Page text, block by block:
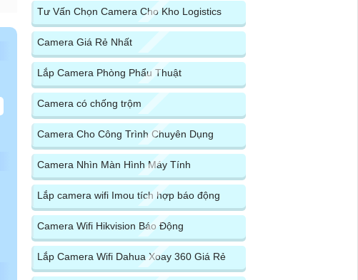
Tư Vấn Chọn Camera Cho Kho Logistics
Camera Giá Rẻ Nhất
Lắp Camera Phòng Phẩu Thuật
Camera có chống trộm
Camera Cho Công Trình Chuyên Dụng
Camera Nhìn Màn Hình Máy Tính
Lắp camera wifi Imou tích hợp báo động
Camera Wifi Hikvision Báo Động
Lắp Camera Wifi Dahua Xoay 360 Giá Rẻ